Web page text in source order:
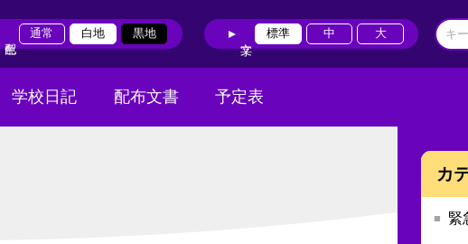
通常 白地 黒地 標準 中 大
学校日記 配布文書 予定表
カ
緊